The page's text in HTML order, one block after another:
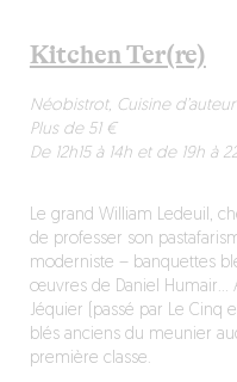
Kitchen Ter(re)
Néobistrot, Cuisine d’auteur
Plus de 51 €
De 12h15 à 14h et de 19h à
Le grand William Ledeuil,
de professer son
moderniste – banquettes
œuvres de Daniel Humair…
Jéquier (passé par Le Cinq
blés anciens du meunier
première classe.